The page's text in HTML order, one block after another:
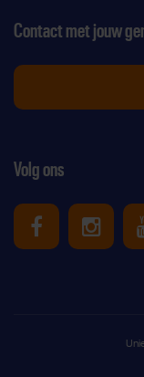
Volg ons
Uniek
Contact met jouw